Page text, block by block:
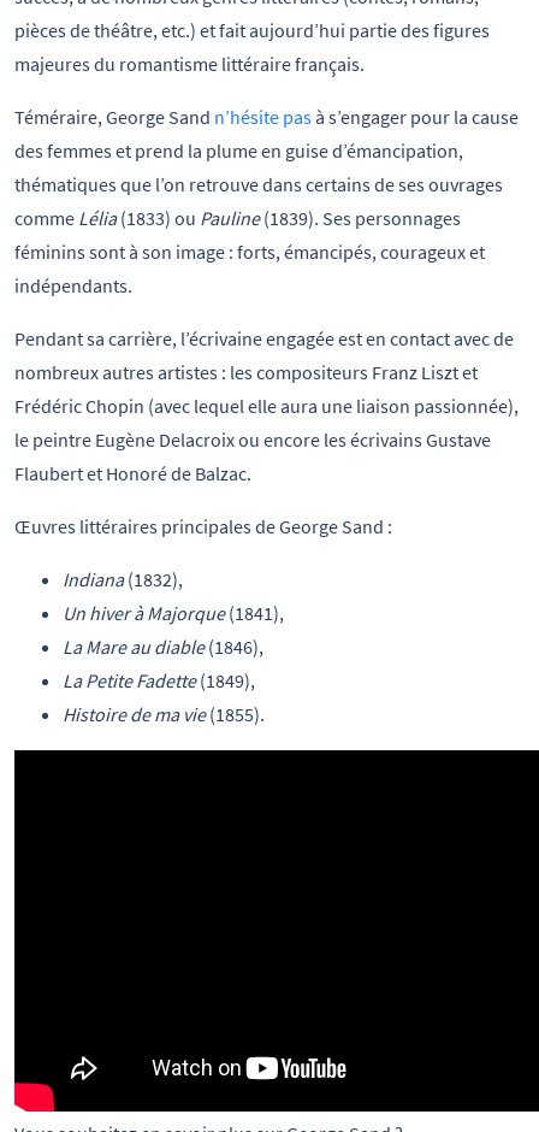
pièces de théâtre, etc.) et fait aujourd’hui partie des figures
majeures du romantisme littéraire français.
Téméraire, George Sand n’hésite pasà s’engager pour la cause
des femmes et prend la plume en guise d’émancipation,
thématiques que l’on retrouve dans certains de ses ouvrages
comme Lélia(1833) ou Pauline(1839). Ses personnages
féminins sont à son image : forts, émancipés, courageux et
indépendants.
Pendant sa carrière, l’écrivaine engagée est en contact avec de
nombreux autres artistes : les compositeurs Franz Liszt et
Frédéric Chopin (avec lequel elle aura une liaison passionnée),
le peintre Eugène Delacroix ou encore les écrivains Gustave
Flaubert et Honoré de Balzac.
Œuvres littéraires principales de George Sand :
Indiana(1832),
Un hiver à Majorque(1841),
La Mare au diable(1846),
La Petite Fadette(1849),
Histoire de ma vie(1855).